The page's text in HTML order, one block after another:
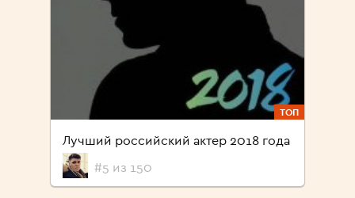
ТОП
Лучший российский актер 2018 года
#5 из 150